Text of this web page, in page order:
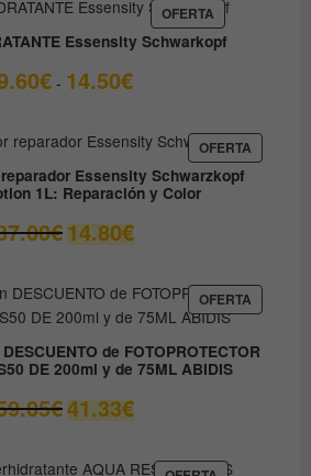
OFERTA PRODUCTO
EN
OFERTA
Essensity Schwarkopf
€ - 14.50€Rango
desde
9.60€
hasta
14.50€
OFERTA
EN
Essensity Schwarzkopf
1L: Reparación y Color
€ El
precio
era:
37.00€.
14.80€El
precio
es:
14.80€.
OFERTA
EN
de FOTOPROTECTOR
DE 200ml y de 75ML ABIDIS
€ El
precio
41.33€El
precio